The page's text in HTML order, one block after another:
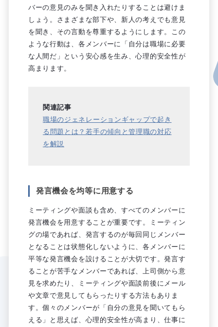
バーの意見のみを聞き入れたりすることは避けま
しょう。さまざまな部下や、新人の考えでも意見
を聞き、その言動を尊重するようにします。この
ような行動は、各メンバーに「自分は職場に必要
な人間だ」という安心感を生み、心理的安全性が
高まります。
関連記事
職場のジェネレーションギャップで起き
る問題とは？若手の傾向と管理職の対応
を解説
発言機会を均等に用意する
ミーティングや面談も含め、すべてのメンバーに
発言機会を用意することが重要です。ミーティン
グの場であれば、発言するのが毎回同じメンバー
となることは状態化しないように、各メンバーに
平等な発言機会を設けることが大切です。発言す
ることが苦手なメンバーであれば、上司側から意
見を求めたり、ミーティングや面談前後にメール
や文章で意見してもらったりする方法もありま
す。個々のメンバーが「自分の意見を聞いてもら
える」と思えば、心理的安全性が高まり、仕事に